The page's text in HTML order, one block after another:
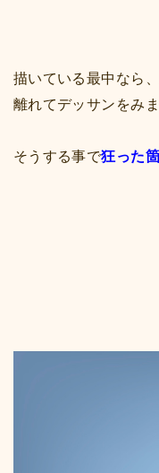
描いている最中なら
離れてデッサンをみま
そうする事で狂った